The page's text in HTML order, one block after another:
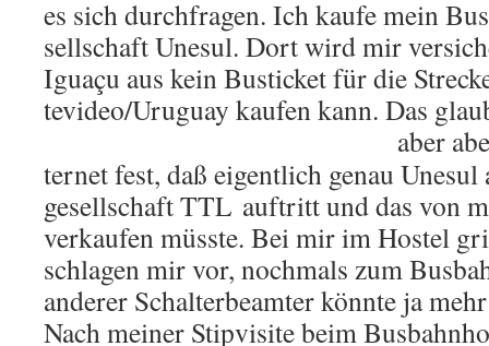
es sich durch­fra­gen. Ich kaufe mein
sell­schaft Une­sul. Dort wird mir
Iguaçu aus kein Busti­cket für die
te­vi­deo/Uru­gu­ay kau­fen kann. Das
aber
ter­net fest, daß ei­gent­lich genau
ge­sell­schaft TTL auf­tritt und das von
ver­kau­fen müss­te. Bei mir im Hos­tel
schla­gen mir vor, noch­mals zum
an­de­rer Schal­ter­be­am­ter könn­te ja
Nach mei­ner Stip­vi­si­te beim